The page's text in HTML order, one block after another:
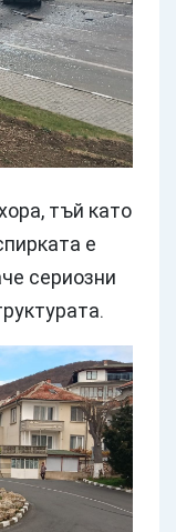
тъй като
е
сериозни